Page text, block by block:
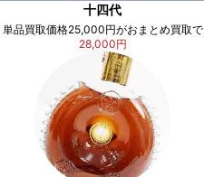
十四代
単品買取価格25,000円がおまとめ買取で
28,000円